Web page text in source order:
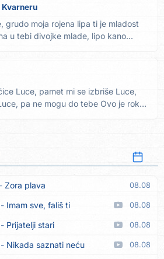
grudo moja rojena lipa ti je mladost
u tebi divojke mlade, lipo kano...
Luce, pamet mi se izbriše Luce,
pa ne mogu do tebe Ovo je rok,
Zora plava 08.08
Imam sve, fališ ti 08.08
Prijatelji stari 08.08
Nikada saznati neću 08.08